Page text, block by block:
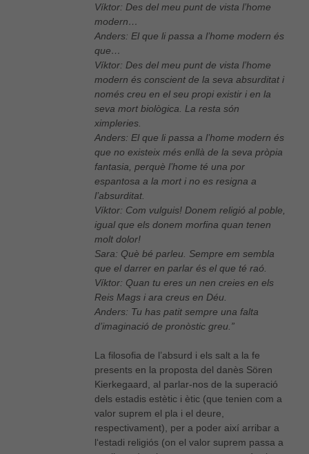
Víktor: Des del meu punt de vista l’home
modern…
Anders: El que li passa a l’home modern és
que…
Víktor: Des del meu punt de vista l’home
modern és conscient de la seva absurditat i
només creu en el seu propi existir i en la
seva mort biològica. La resta són
ximpleries.
Anders: El que li passa a l’home modern és
que no existeix més enllà de la seva pròpia
fantasia, perquè l’home té una por
espantosa a la mort i no es resigna a
l’absurditat.
Víktor: Com vulguis! Donem religió al poble,
igual que els donem morfina quan tenen
molt dolor!
Sara: Què bé parleu. Sempre em sembla
que el darrer en parlar és el que té raó.
Víktor: Quan tu eres un nen creies en els
Reis Mags i ara creus en Déu.
Anders: Tu has patit sempre una falta
d’imaginació de pronòstic greu.”
La filosofia de l’absurd i els salt a la fe
presents en la proposta del danès Sören
Kierkegaard, al parlar-nos de la superació
dels estadis estètic i ètic (que tenien com a
valor suprem el pla i el deure,
respectivament), per a poder així arribar a
l‘estadi religiós (on el valor suprem passa a